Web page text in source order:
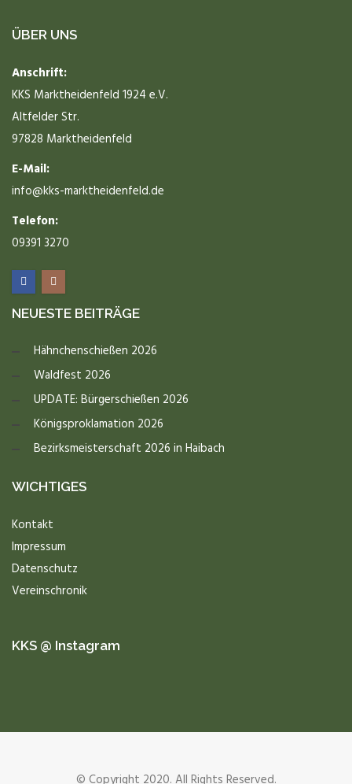
ÜBER UNS
Anschrift:
KKS Marktheidenfeld 1924 e.V.
Altfelder Str.
97828 Marktheidenfeld
E-Mail:
info@kks-marktheidenfeld.de
Telefon:
09391 3270
NEUESTE BEITRÄGE
Hähnchenschießen 2026
Waldfest 2026
UPDATE: Bürgerschießen 2026
Königsproklamation 2026
Bezirksmeisterschaft 2026 in Haibach
WICHTIGES
Kontakt
Impressum
Datenschutz
Vereinschronik
KKS @ Instagram
© Copyright 2020. All Rights Reserved.